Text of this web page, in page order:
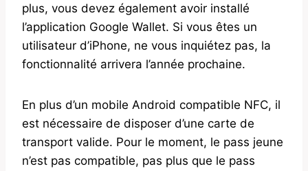
plus, vous devez également avoir installé
l’application Google Wallet. Si vous êtes un
utilisateur d’iPhone, ne vous inquiétez pas, la
fonctionnalité arrivera l’année prochaine.
En plus d’un mobile Android compatible NFC, il
est nécessaire de disposer d’une carte de
transport valide. Pour le moment, le pass jeune
n’est pas compatible, pas plus que le pass